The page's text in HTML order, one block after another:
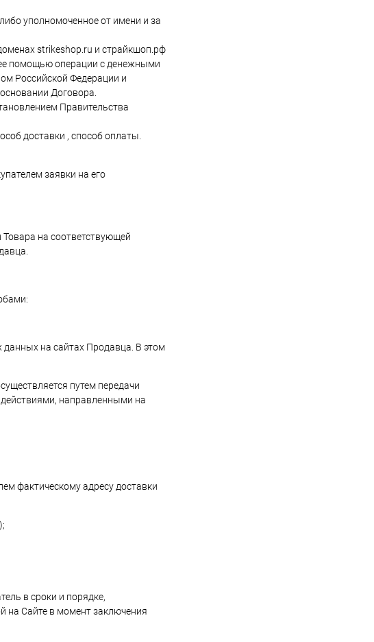
уполномоченное от имени и за
strikeshop.ru и страйкшоп.рф
помощью операции с денежными
Российской Федерации и
Договора.
Правительства
доставки , способ оплаты.
заявки на его
на соответствующей
на сайтах Продавца. В этом
путем передачи
направленными на
фактическому адресу доставки
в сроки и порядке,
на Сайте в момент заключения